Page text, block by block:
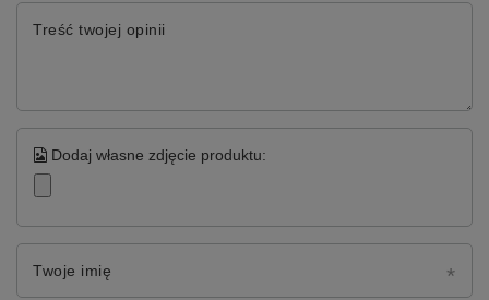
Treść twojej opinii
Dodaj własne zdjęcie produktu:
Twoje imię